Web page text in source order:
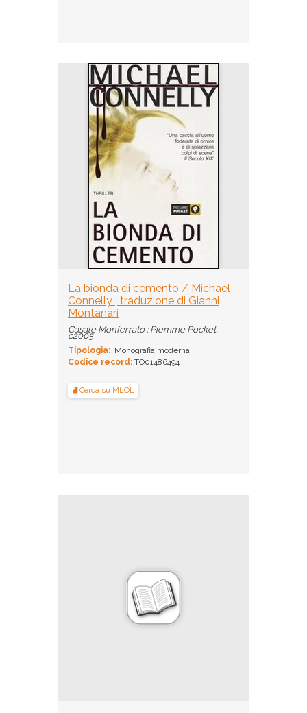
La bionda di cemento / Michael
Connelly ; traduzione di Gianni
Montanari
Casale Monferrato : Piemme Pocket,
c2005
Tipologia: Monografia moderna
Codice record: TO01486494
Cerca su MLOL